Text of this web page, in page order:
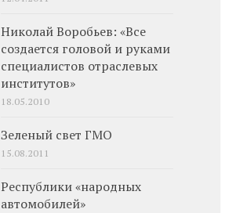
Николай Воробьев: «Все
создается головой и руками
специалистов отраслевых
институтов»
18.05.2010
Зеленый свет ГМО
15.08.2011
Республики «народных
автомобилей»